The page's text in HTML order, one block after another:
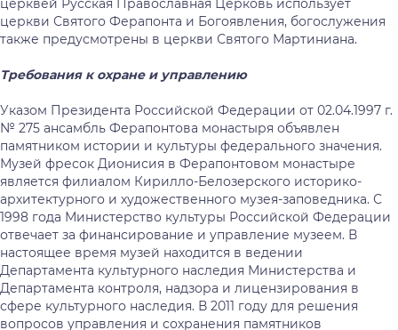
церквей Русская Православная Церковь использует
церкви Святого Ферапонта и Богоявления, богослужения
также предусмотрены в церкви Святого Мартиниана.
Требования к охране и управлению
Указом Президента Российской Федерации от 02.04.1997 г.
№ 275 ансамбль Ферапонтова монастыря объявлен
памятником истории и культуры федерального значения.
Музей фресок Дионисия в Ферапонтовом монастыре
является филиалом Кирилло-Белозерского историко-
архитектурного и художественного музея-заповедника. С
1998 года Министерство культуры Российской Федерации
отвечает за финансирование и управление музеем. В
настоящее время музей находится в ведении
Департамента культурного наследия Министерства и
Департамента контроля, надзора и лицензирования в
сфере культурного наследия. В 2011 году для решения
вопросов управления и сохранения памятников